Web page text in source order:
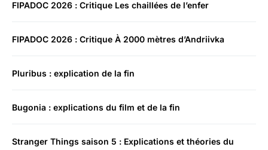
FIPADOC 2026 : Critique Les chaillées de l’enfer
FIPADOC 2026 : Critique À 2000 mètres d’Andriivka
Pluribus : explication de la fin
Bugonia : explications du film et de la fin
Stranger Things saison 5 : Explications et théories du